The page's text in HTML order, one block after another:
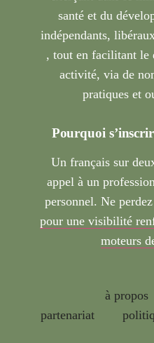
santé et du
indépendants,
, tout en facilitant le
activité, via de
pratiques et
Pourquoi
Un français sur
appel à un
personnel. Ne
pour une visibilité
moteurs
à propos
partenariat